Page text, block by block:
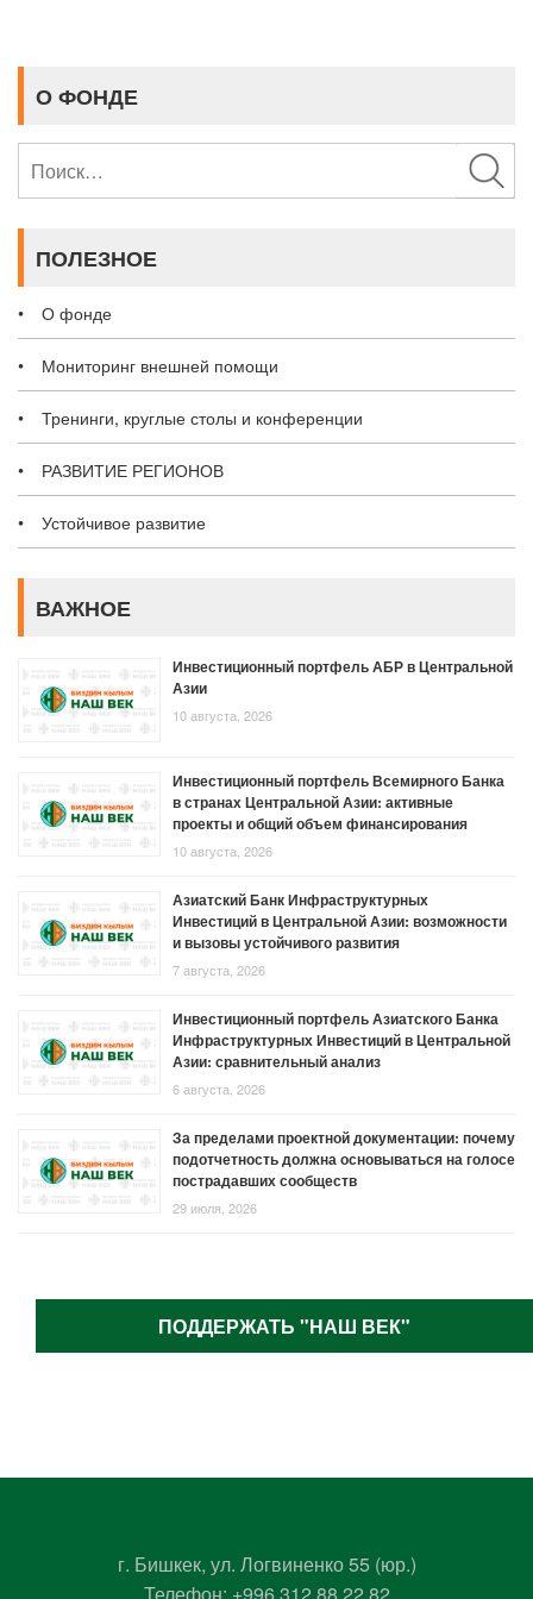
О ФОНДЕ
ПОЛЕЗНОЕ
О фонде
Мониторинг внешней помощи
Тренинги, круглые столы и конференции
РАЗВИТИЕ РЕГИОНОВ
Устойчивое развитие
ВАЖНОЕ
Инвестиционный портфель АБР в Центральной
Азии
10 августа, 2026
Инвестиционный портфель Всемирного Банка
в странах Центральной Азии: активные
проекты и общий объем финансирования
10 августа, 2026
Азиатский Банк Инфраструктурных
Инвестиций в Центральной Азии: возможности
и вызовы устойчивого развития
7 августа, 2026
Инвестиционный портфель Азиатского Банка
Инфраструктурных Инвестиций в Центральной
Азии: сравнительный анализ
6 августа, 2026
За пределами проектной документации: почему
подотчетность должна основываться на голосе
пострадавших сообществ
29 июля, 2026
ПОДДЕРЖАТЬ "НАШ ВЕК"
г. Бишкек, ул. Логвиненко 55 (юр.)
Телефон: +996 312 88 22 82